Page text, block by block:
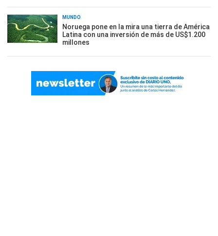
MUNDO
Noruega pone en la mira una tierra de América
Latina con una inversión de más de US$1.200
millones